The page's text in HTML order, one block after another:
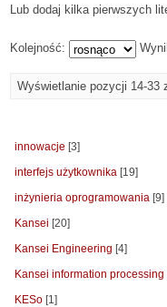
Lub dodaj kilka pierwszych
Kolejność:
Wyświetlanie pozycji 14-33
innowacje [3]
interfejs użytkownika [19]
inżynieria oprogramowania [9]
Kansei [20]
Kansei Engineering [4]
Kansei information processing
KESo [1]